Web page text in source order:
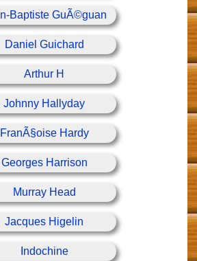
Baptiste GuÃ©guan
Daniel Guichard
Arthur H
Johnny Hallyday
FranÃ§oise Hardy
Georges Harrison
Murray Head
Jacques Higelin
Indochine